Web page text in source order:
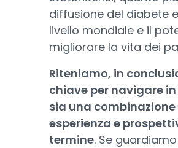
diffusione del diabete
livello mondiale e il
migliorare la vita dei
Riteniamo, in
chiave per navigare
sia una combinazione
esperienza e
termine. Se